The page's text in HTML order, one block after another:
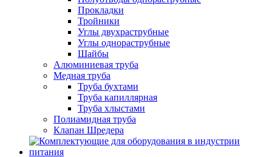
Прокладки
Тройники
Углы двухраструбные
Углы однораструбные
Шайбы
Алюминиевая труба
Медная труба
Труба бухтами
Труба капиллярная
Труба хлыстами
Полиамидная труба
Клапан Шредера